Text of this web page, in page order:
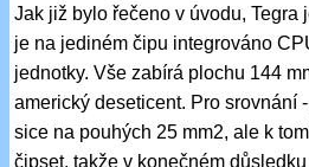
Jak již bylo řečeno v úvodu, Tegra
je na jediném čipu integrováno
jednotky. Vše zabírá plochu 144
americký deseticent. Pro srovnání
sice na pouhých 25 mm2, ale k
čipset, takže v konečném